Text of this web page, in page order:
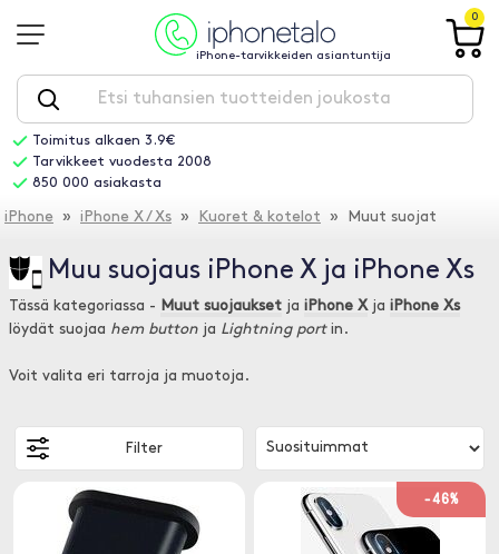
iPhone-tarvikkeiden asiantuntija
0
Toimitus alkaen 3.9€
Tarvikkeet vuodesta 2008
850 000 asiakasta
iPhone » iPhone X / Xs » Kuoret & kotelot » Muut suojat
Muu suojaus iPhone X ja iPhone Xs
Tässä kategoriassa - Muut suojaukset ja iPhone Xja iPhone Xs
löydät suojaa hem button ja Lightning portin.
Voit valita eri tarroja ja muotoja.
Filter
-46%